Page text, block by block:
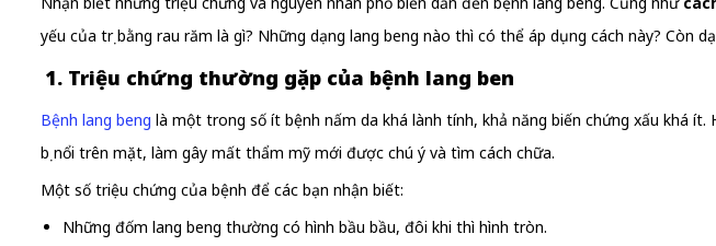
yếu của trị bằng rau răm là gì? Những dạng lang beng nào thì có thể áp dụng cách này? Còn
1. Triệu chứng thường gặp của bệnh lang ben
Bệnh lang beng là một trong số ít bệnh nấm da khá lành tính, khả năng biến chứng xấu khá
bị nổi trên mặt, làm gây mất thẩm mỹ mới được chú ý và tìm cách chữa.
Một số triệu chứng của bệnh để các bạn nhận biết:
Những đốm lang beng thường có hình bầu bầu, đôi khi thì hình tròn.